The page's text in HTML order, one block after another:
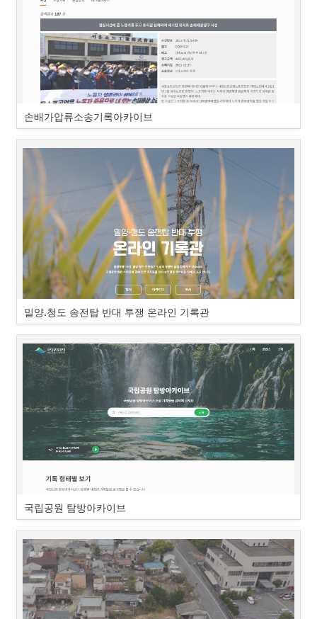
손배가압류소송기록아카이브
밀양.청도 송전탑 반대 투쟁 온라인 기록관
국립공원 탐방아카이브